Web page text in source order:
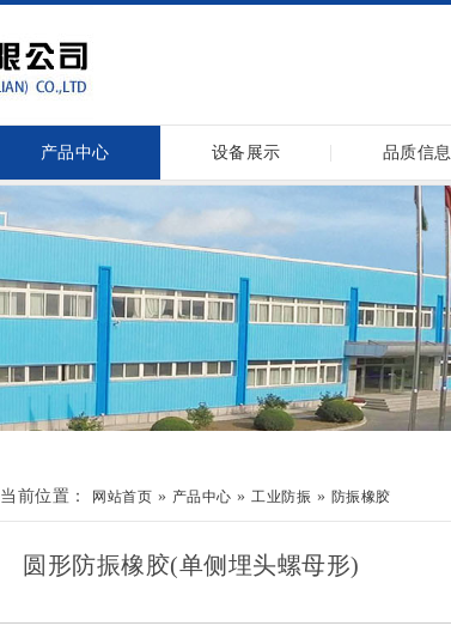
产品中心 设备展示 品质信息
当前位置： 网站首页 » 产品中心 » 工业防振 » 防振橡胶
圆形防振橡胶(单侧埋头螺母形)